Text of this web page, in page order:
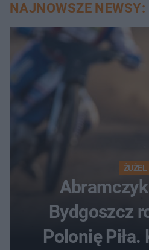
NAJNOWSZE NEWSY:
ŻUŻEL
Bydgoszcz
Polonię Piła.